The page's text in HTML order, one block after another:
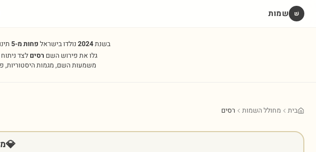
שׁ שמות
בשנת2024נולדו בישראלפחות מ-5
גלו את פירוש השם רסיםלצד
משמעות השם, מגמות היסטוריות,
בית מחולל השמות רסים
💎